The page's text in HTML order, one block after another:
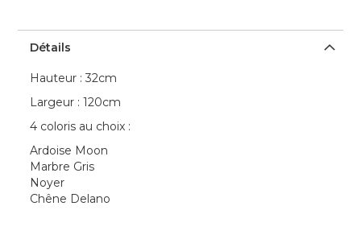
Détails
Hauteur : 32cm
Largeur : 120cm
4 coloris au choix :
Ardoise Moon
Marbre Gris
Noyer
Chêne Delano